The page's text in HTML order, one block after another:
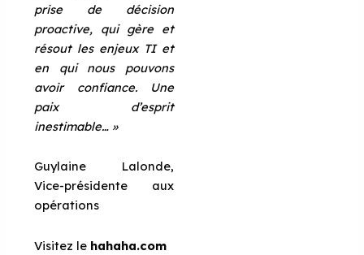
prise de décision
proactive, qui gère et
résout les enjeux TI et
en qui nous pouvons
avoir confiance. Une
paix d’esprit
inestimable… »
Guylaine Lalonde,
Vice-présidente aux
opérations
Visitez le hahaha.com